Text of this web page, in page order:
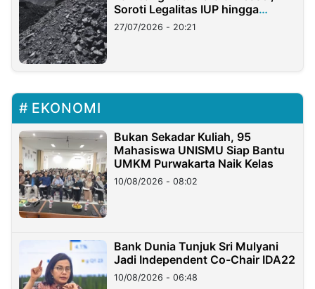
Soroti Legalitas IUP hingga
Stockpile
27/07/2026 - 20:21
EKONOMI
Bukan Sekadar Kuliah, 95
Mahasiswa UNISMU Siap Bantu
UMKM Purwakarta Naik Kelas
10/08/2026 - 08:02
Bank Dunia Tunjuk Sri Mulyani
Jadi Independent Co-Chair IDA22
10/08/2026 - 06:48